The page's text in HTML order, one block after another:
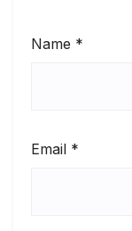
Name *
Email *